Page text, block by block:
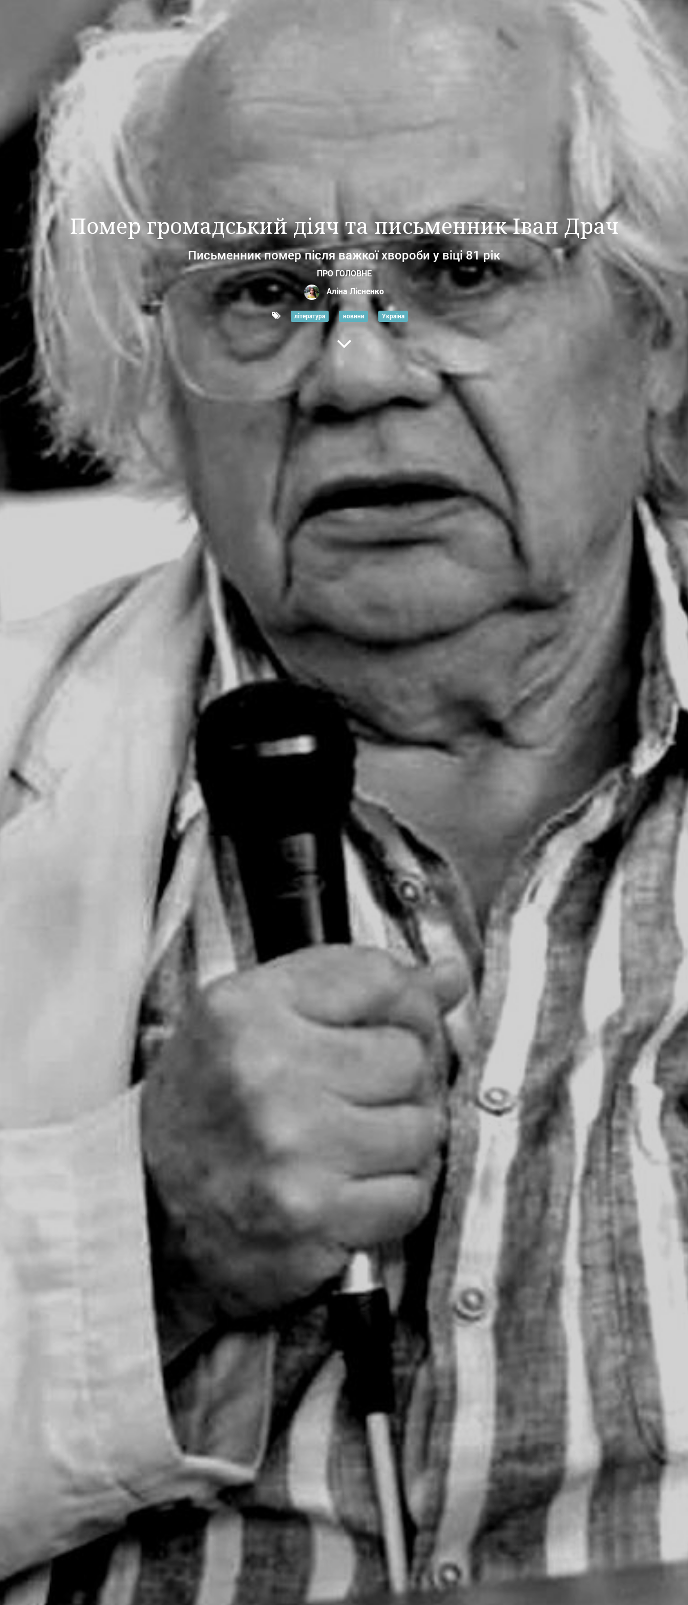
Помер громадський діяч та письменник Іван Драч
Письменник помер після важкої хвороби у віці 81 рік
ПРО ГОЛОВНЕ
Аліна Лісненко
література новини Україна